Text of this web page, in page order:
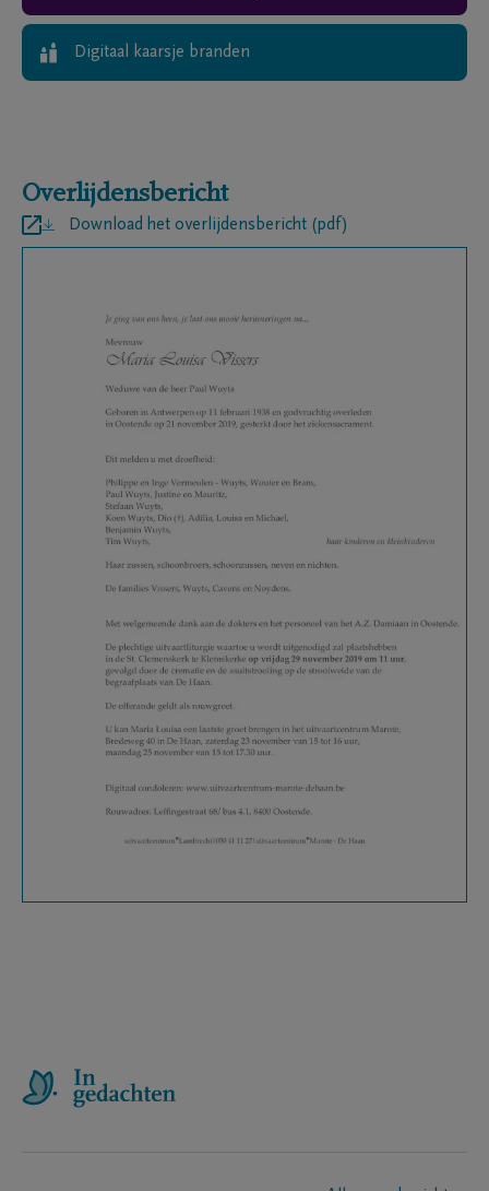
Digitaal kaarsje branden
Overlijdensbericht
Download het overlijdensbericht (pdf)